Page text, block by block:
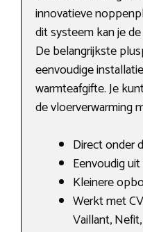
innovatieve
dit systeem kan je
De belangrijkste
eenvoudige
warmteafgifte. Je
de vloerverwarming
Direct onder
Eenvoudig
Kleinere
Werkt met
Vaillant,